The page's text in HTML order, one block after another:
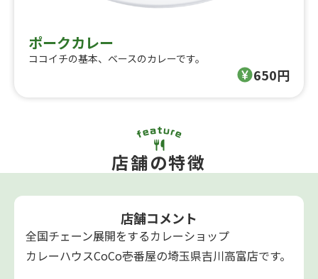
ポークカレー
ココイチの基本、ベースのカレーです。
650円
店舗の特徴
店舗コメント
全国チェーン展開をするカレーショップ
カレーハウスCoCo壱番屋の埼玉県吉川高富店です。